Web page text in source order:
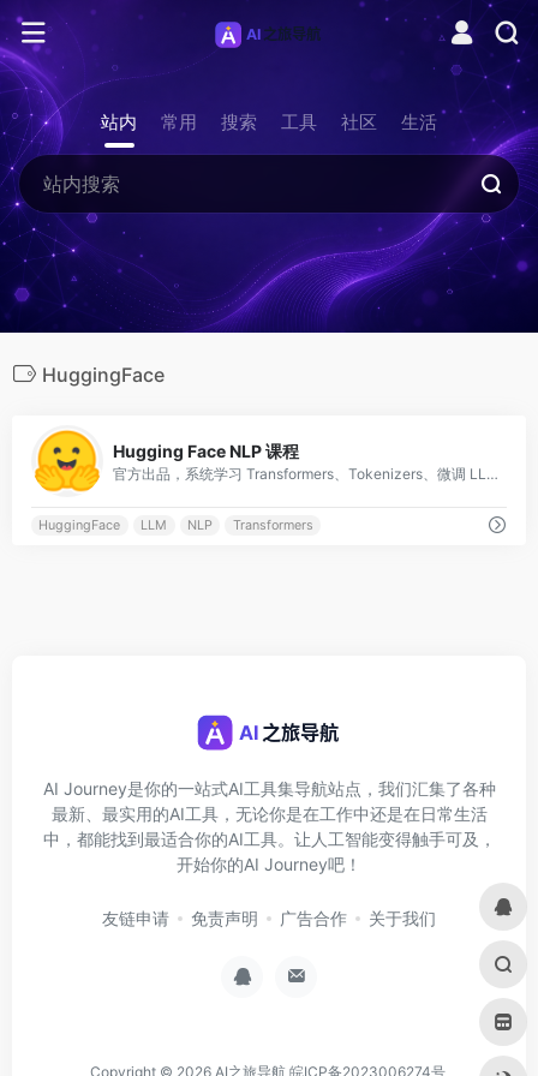
站内 常用 搜索 工具 社区 生活
HuggingFace
Hugging Face NLP 课程
官方出品，系统学习 Transformers、Tokenizers、微调 LLM、RLHF，内容持续更新。
HuggingFace LLM NLP Transformers
AI Journey是你的一站式AI工具集导航站点，我们汇集了各种
最新、最实用的AI工具，无论你是在工作中还是在日常生活
中，都能找到最适合你的AI工具。让人工智能变得触手可及，
开始你的AI Journey吧！
友链申请 免责声明 广告合作 关于我们
Copyright © 2026 AI之旅导航 皖ICP备2023006274号